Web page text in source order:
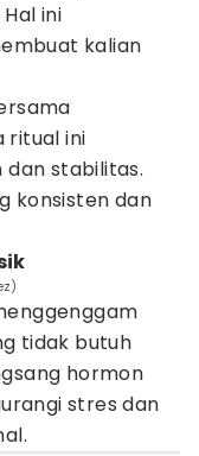
ini
kalian
ritual ini
stabilitas.
konsisten dan
tidak butuh
hormon
stres dan